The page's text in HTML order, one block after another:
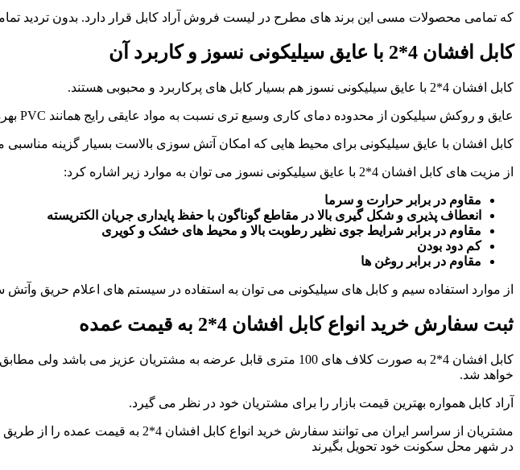
که تمامی محصولات مسی این برند های مطرح در لیست فروش آراد کابل قرار دارد. بدون تردید تمامی
کابل افشان 4*2 با عایق سیلیکونی نسوز و کاربرد آن
کابل افشان 4*2 با عایق سیلیکونی نسوز هم بسیار کابل های پرکاربرد و محبوبی هستند.
عایق و روکش سیلیکون از محدوده دمای کاری وسیع تری نسبت به مواد عایقی رایج همانند PVC بهره مند است عایق سیلیکونی تا دمای 200 درجه سانتی گراد در برابر حرارت مقاومت می کنند.
کابل افشان با عایق سیلیکونی برای محیط هایی که امکان آتش سوزی بالاست بسیار گزینه مناسبی
از مزیت های کابل افشان 4*2 با عایق سیلیکونی نسوز می توان به موارد زیر اشاره کرد:
مقاوم در برابر حرارت و سرما
انعطاف پذیری و شکل گیری بالا در مقاطع گوناگون با حفظ پایداری جریان الکتریسته
مقاوم در برابر شرایط جوی نظیر رطوبت بالا و محیط های خشک و کویری
کم دود بودن
مقاوم در برابر روغن ها
از موارد استفاده سیم و کابل های سیلیکونی می توان به استفاده در سیستم های اعلام حریق
ثبت سفارش خرید انواع کابل افشان 4*2 به قیمت عمده
خواهد شد.
آراد کابل همواره بهترین قیمت بازار را برای مشتریان خود در نظر می گیرد.
در شهر محل سکونت خود تحویل بگیرند